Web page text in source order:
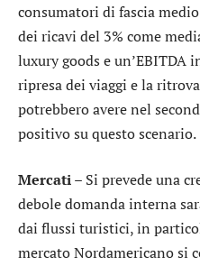
consumatori di fascia
dei ricavi del 3% come
luxury goods e un’EBITDA
ripresa dei viaggi e la
potrebbero avere nel
positivo su questo scenario.
Mercati – Si prevede una
debole domanda interna
dai flussi turistici, in
mercato Nordamericano si